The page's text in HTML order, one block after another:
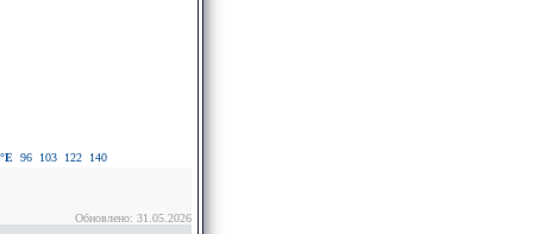
°E 96 103 122 140
Обновлено: 31.05.2026